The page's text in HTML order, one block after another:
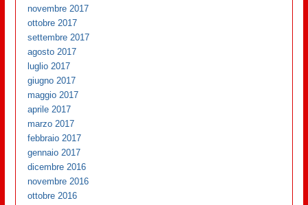
novembre 2017
ottobre 2017
settembre 2017
agosto 2017
luglio 2017
giugno 2017
maggio 2017
aprile 2017
marzo 2017
febbraio 2017
gennaio 2017
dicembre 2016
novembre 2016
ottobre 2016